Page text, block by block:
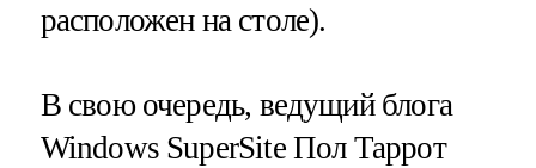
расположен на столе).
В свою очередь, ведущий блога
Windows SuperSite Пол Таррот